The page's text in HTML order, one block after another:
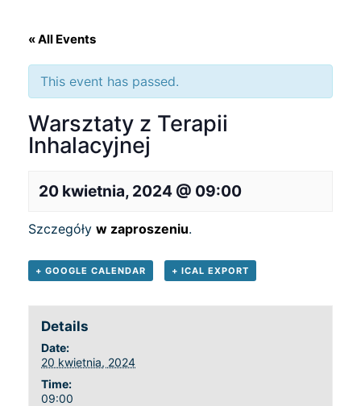
« All Events
This event has passed.
Warsztaty z Terapii
Inhalacyjnej
20 kwietnia, 2024 @ 09:00
Szczegóły w zaproszeniu.
+ GOOGLE CALENDAR + ICAL EXPORT
Details
Date:
20 kwietnia, 2024
Time:
09:00